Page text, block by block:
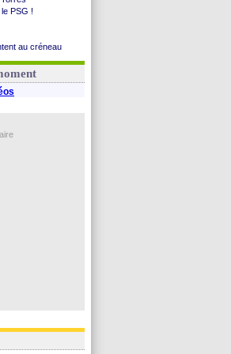
PSG !
au créneau